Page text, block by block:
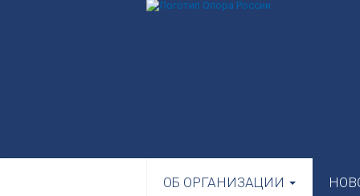
ОБ ОРГАНИЗАЦИИ